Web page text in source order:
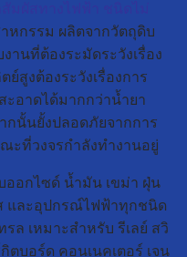
หกรรม ผลิตจากวัตถุดิบ
นที่ต้องระมัดระวังเรื่อง
สูงต้องระวังเรื่องการ
ะอาดได้มากกว่าน้ำยา
นั้นยั้งปลอดภัยจากการ
ะที่วงจรกำลังทำงานอยู่
ออกไซด์ น้ำมัน เขม่า ฝุ่น
และอุปกรณ์ไฟฟ้าทุกชนิด
เหมาะสำหรับ รีเลย์ สวิ
ตบอร์ด คอนเนคเตอร์ เจน